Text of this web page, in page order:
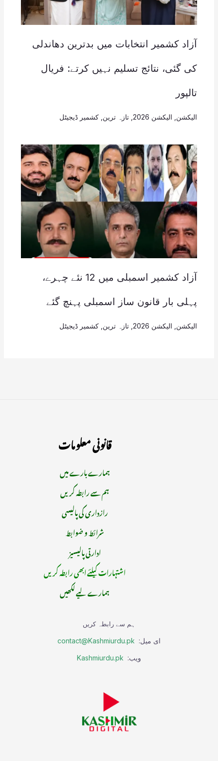
آزاد کشمیر انتخابات میں بدترین دھاندلی
کی گئی، نتائج تسلیم نہیں کرتے: فریال
تالپور
الیکشن الیکشن 2026 , تازہ ترین کشمیر ڈیجیٹل
آزاد کشمیر اسمبلی میں 12 نئے چہرے،
پہلی بار قانون ساز اسمبلی پہنچ گئے
الیکشن الیکشن 2026 , تازہ ترین کشمیر ڈیجیٹل
قانونی معلومات
ہمارے بارے میں
ہم سے رابطہ کریں
رازداری کی پالیسی
شرائط و ضوابط
ادارتی پالیسیز
اشتہارات کیلئے ابھی رابطہ کریں
ہمارے لیے لکھیں
ہم سے رابطہ کریں
ای میل: contact@Kashmiurdu.pk
ویب: Kashmiurdu.pk